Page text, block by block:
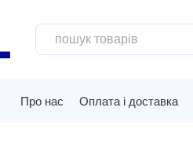
Про нас Оплата і доставка